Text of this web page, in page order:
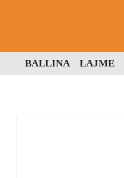
BALLINA LAJME